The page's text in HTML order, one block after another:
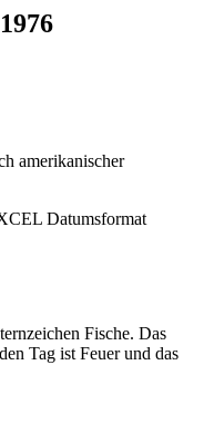
amerikanischer
Datumsformat
Fische. Das
Tag ist Feuer und das